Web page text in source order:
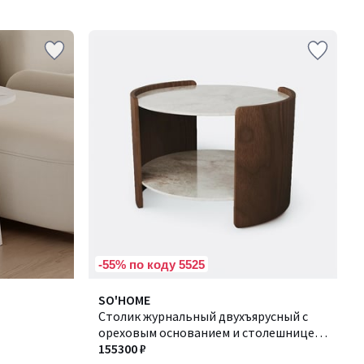
-55% по коду 5525
SO'HOME
Cтолик журнальный двухъярусный с
ореховым основанием и столешницей
из акрилового камня
155300 ₽